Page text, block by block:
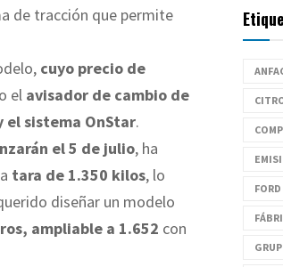
de tracción que permite
cuyo precio de
el avisador de cambio de
sistema OnStar.
el 5 de julio, ha
tara de 1.350 kilos, lo
diseñar un modelo
ampliable a 1.652 con
FORD